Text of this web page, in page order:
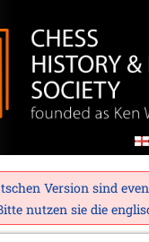
Version sind
nutzen sie die